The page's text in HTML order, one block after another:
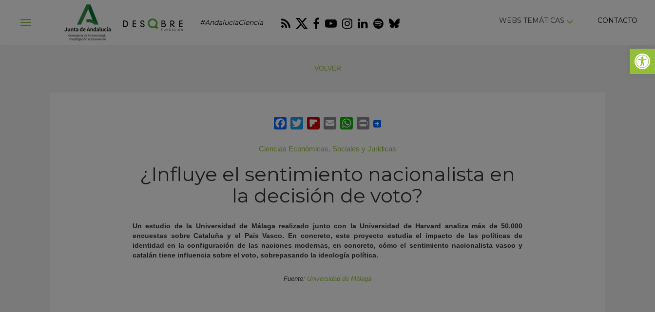
Abrir
#AndalucíaCiencia RSS Twitter
Facebook
Youtube
Instagram
LinkedIn
Spotify
Bluesky WEBS TEMÁTICAS CONTACTO
VOLVER
Ciencias Económicas, Sociales y Juridicas
¿Influye el sentimiento nacionalista en
la decisión de voto?
Un estudio de la Universidad de Málaga realizado junto con la Universidad de Harvard analiza más de 50.000
encuestas sobre Cataluña y el País Vasco. En concreto, este proyecto estudia el impacto de las políticas de
identidad en la configuración de las naciones modernas, en concreto, cómo el sentimiento nacionalista vasco y
catalán tiene influencia sobre el voto, sobrepasando la ideología política.
Fuente: Universidad de Málaga